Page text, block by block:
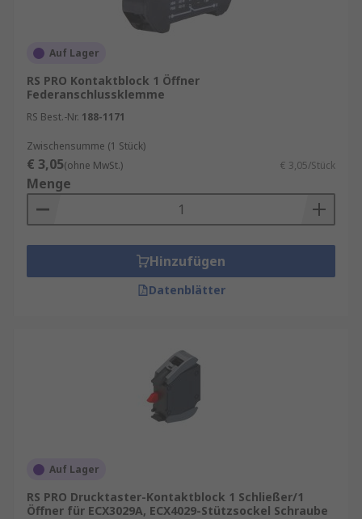
Auf Lager
RS PRO Kontaktblock 1 Öffner
Federanschlussklemme
RS Best.-Nr. 188-1171
Zwischensumme (1 Stück)
€ 3,05(ohne MwSt.) € 3,05/Stück
Menge
Hinzufügen
Datenblätter
Auf Lager
RS PRO Drucktaster-Kontaktblock 1 Schließer/1
Öffner für ECX3029A, ECX4029-Stützsockel Schraube